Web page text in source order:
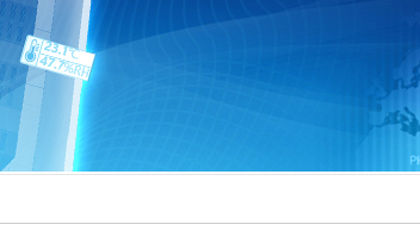
上网指南
网络服务
应用与集成
部门新闻
安全制度
安全建